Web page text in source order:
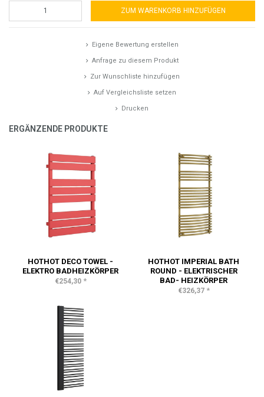
ZUM WARENKORB HINZUFÜGEN
Eigene Bewertung erstellen
Anfrage zu diesem Produkt
Zur Wunschliste hinzufügen
Auf Vergleichsliste setzen
Drucken
ERGÄNZENDE PRODUKTE
HOTHOT DECO TOWEL -
ELEKTRO BADHEIZKÖRPER
€254,30 *
HOTHOT IMPERIAL BATH
ROUND - ELEKTRISCHER
BAD- HEIZKÖRPER
€326,37 *